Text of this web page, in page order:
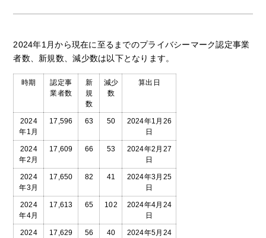
2024年1月から現在に至るまでのプライバシーマーク認定事業
者数、新規数、減少数は以下となります。
時期
認定事
業者数
新
規
数
減少
数
算出日
2024
年1月
17,596 63 50
2024年1月26
日
2024
年2月
17,609 66 53
2024年2月27
日
2024
年3月
17,650 82 41
2024年3月25
日
2024
年4月
17,613 65 102
2024年4月24
日
2024
17,629 56 40
2024年5月24